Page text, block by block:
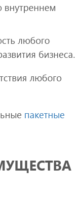
внутреннем
любого
бизнеса.
любого
пакетные